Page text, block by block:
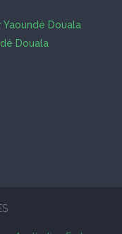
Douala
Douala